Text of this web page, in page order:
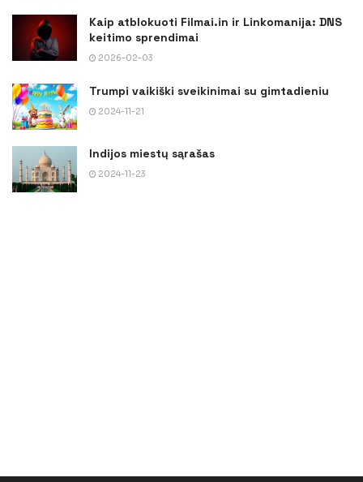
Kaip atblokuoti Filmai.in ir Linkomanija: DNS
keitimo sprendimai
2026-02-03
Trumpi vaikiški sveikinimai su gimtadieniu
2024-11-21
Indijos miestų sąrašas
2024-11-23